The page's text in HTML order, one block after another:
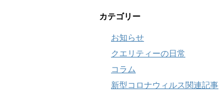
カテゴリー
お知らせ
クエリティーの日常
コラム
新型コロナウィルス関連記事